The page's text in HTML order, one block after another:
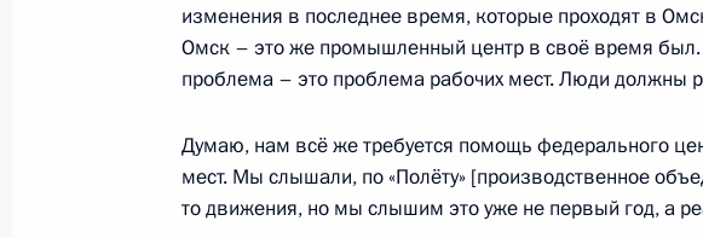
1 сентября 2018 года, 13:45 Сочи
31 августа 2018 года, пятница
Встреча с врио главы Алтайского края Виктором
31 августа 2018 года, 14:40 Московская область, Ново-Огарёво
изменения в последнее время, которые проходят в
Омск – это же промышленный центр в своё время был.
проблема – это проблема рабочих мест. Люди должны
Думаю, нам всё же требуется помощь федерального
мест. Мы слышали, по «Полёту» [производственное
то движения, но мы слышим это уже не первый год, а